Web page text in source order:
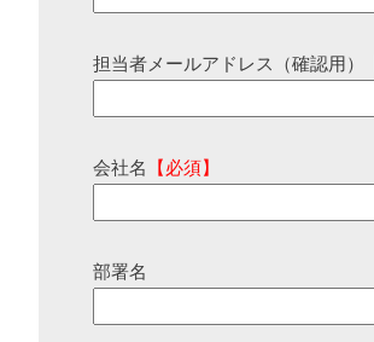
担当者メールアドレス（確認用）
会社名 【必須】
部署名